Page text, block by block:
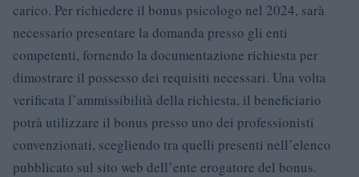
carico. Per richiedere il bonus psicologo nel 2024, sarà
necessario presentare la domanda presso gli enti
competenti, fornendo la documentazione richiesta per
dimostrare il possesso dei requisiti necessari. Una volta
verificata l’ammissibilità della richiesta, il beneficiario
potrà utilizzare il bonus presso uno dei professionisti
convenzionati, scegliendo tra quelli presenti nell’elenco
pubblicato sul sito web dell’ente erogatore del bonus.